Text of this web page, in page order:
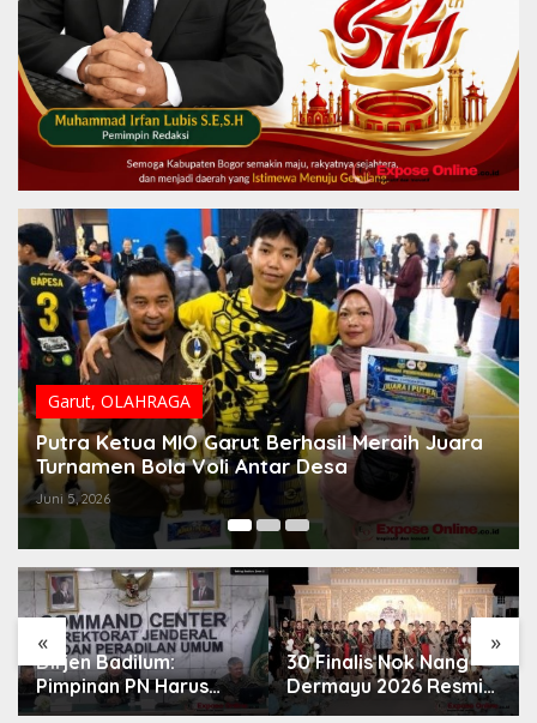
Garut, OLAHRAGA
Putra Ketua MIO Garut Berhasil Meraih Juara
Turnamen Bola Voli Antar Desa
Juni 5, 2026
« »
Dirjen Badilum:
Pimpinan PN Harus
Utamakan
30 Finalis Nok Nang
Dermayu 2026 Resmi
Dikukuhkan,